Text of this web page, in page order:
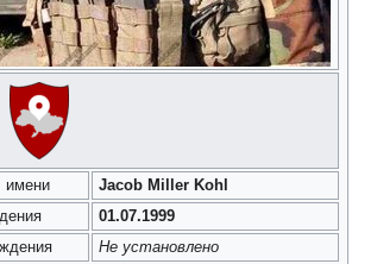
имени
Jacob Miller Kohl
01.07.1999
Не установлено